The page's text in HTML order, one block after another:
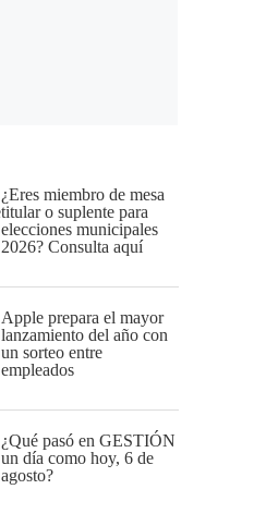
¿Eres miembro de mesa
titular o suplente para
elecciones municipales
2026? Consulta aquí
Apple prepara el mayor
lanzamiento del año con
un sorteo entre
empleados
¿Qué pasó en GESTIÓN
un día como hoy, 6 de
agosto?